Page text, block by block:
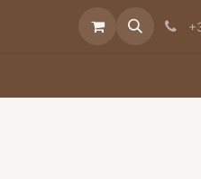
Actualités